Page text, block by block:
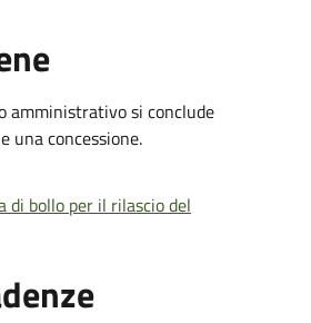
amministrativo si conclude
una concessione.
di bollo per il rilascio del